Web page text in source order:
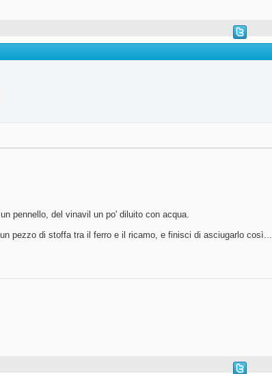
pennello, del vinavil un po' diluito con acqua.
pezzo di stoffa tra il ferro e il ricamo, e finisci di asciugarlo così...